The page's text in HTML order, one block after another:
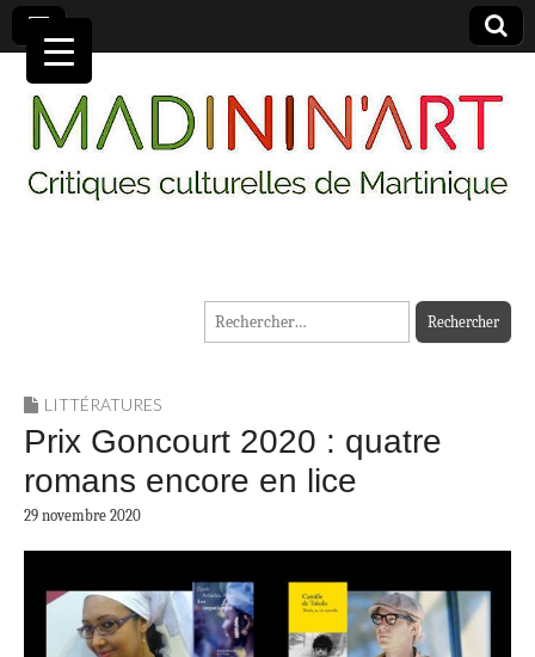
MADININ'ART
Rechercher :
LITTÉRATURES
Prix Goncourt 2020 : quatre
romans encore en lice
29 novembre 2020